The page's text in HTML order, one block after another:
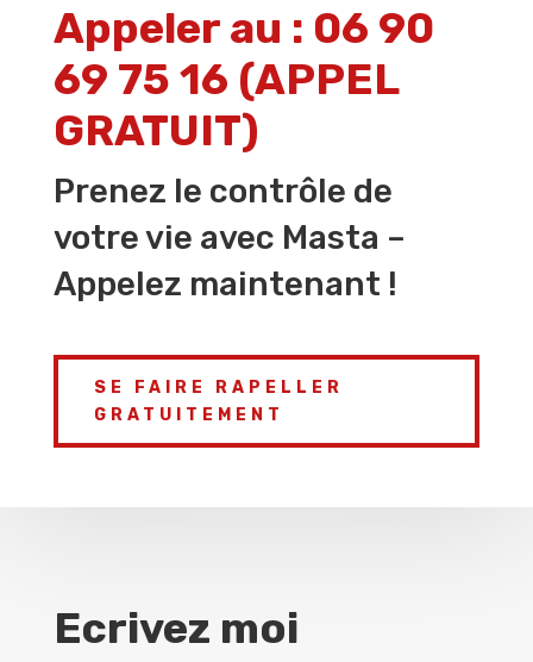
Appeler au : 06 90
69 75 16 (APPEL
GRATUIT)
Prenez le contrôle de
votre vie avec Masta –
Appelez maintenant !
SE FAIRE RAPELLER
GRATUITEMENT
Ecrivez moi